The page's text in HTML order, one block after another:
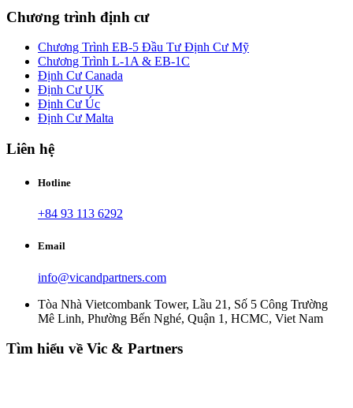
Chương trình định cư
Chương Trình EB-5 Đầu Tư Định Cư Mỹ
Chương Trình L-1A & EB-1C
Định Cư Canada
Định Cư UK
Định Cư Úc
Định Cư Malta
Liên hệ
Hotline
+84 93 113 6292
Email
info@vicandpartners.com
Tòa Nhà Vietcombank Tower, Lầu 21, Số 5 Công Trường
Mê Linh, Phường Bến Nghé, Quận 1, HCMC, Viet Nam
Tìm hiểu về Vic & Partners